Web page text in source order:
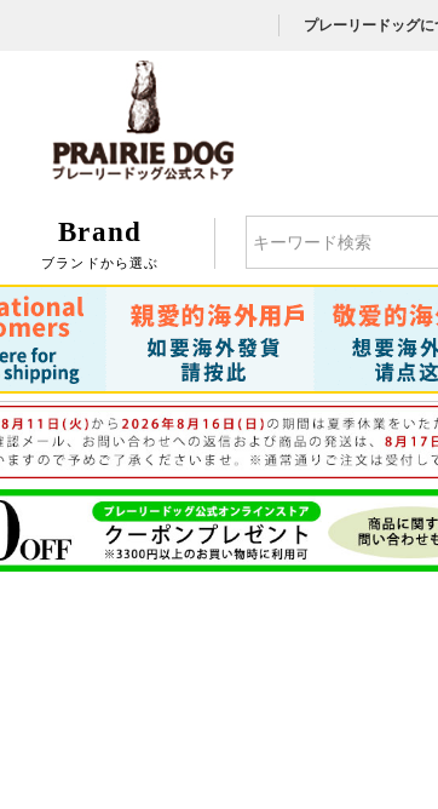
プレーリードッグに
Brand
ブランドから選ぶ